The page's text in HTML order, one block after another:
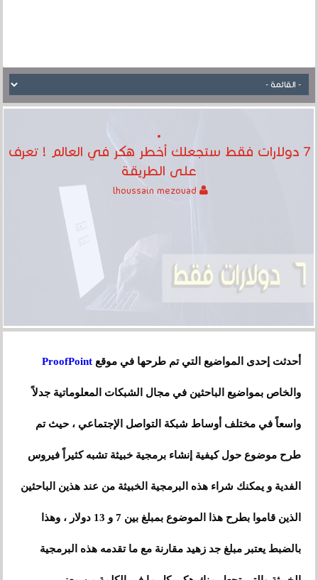
7 دولارات فقط ستجعلك أخطر هكر في العالم ! تعرف
على الطريقة
أحدثت إحدى المواضيع التي تم طرحها في موقع ProofPoint
والخاص بمواضيع الباحثين في مجال الشبكات المعلوماتية جدلاً
واسعاً في مختلف أوساط شبكة التواصل الإجتماعي ، حيث تم
طرح موضوع حول كيفية إنشاء برمجية خبيثة تشبه كثيراً فيروس
الفدية و يمكنك شراء هذه البرمجية الخبيثة من عند هذين الباحثين
الذين قاموا بطرح هذا الموضوع بمبلغ بين 7 و 13 دولار ، وهذا
بالضبط يعتبر مبلغ جد زهيد مقارنة مع ما تقدمه هذه البرمجية